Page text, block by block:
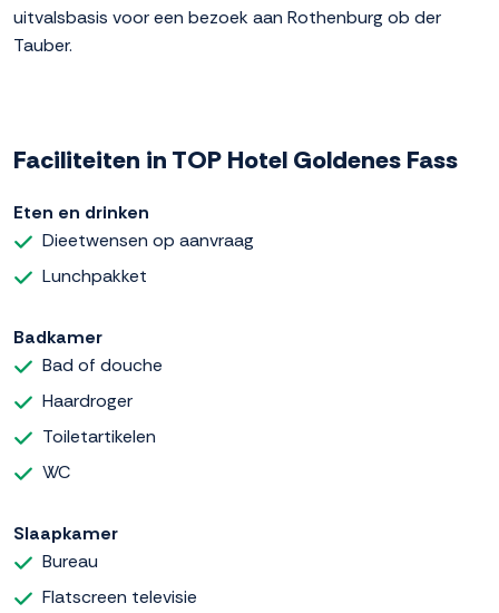
uitvalsbasis voor een bezoek aan Rothenburg ob der
Tauber.
Faciliteiten in TOP Hotel Goldenes Fass
Eten en drinken
Dieetwensen op aanvraag
Lunchpakket
Badkamer
Bad of douche
Haardroger
Toiletartikelen
WC
Slaapkamer
Bureau
Flatscreen televisie